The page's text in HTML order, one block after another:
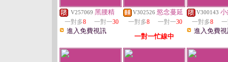
V257069 黑腰精
一對多8 一對一30
進入免費視訊
V302526 慾念蔓延
一對多8 一對一30
一對一忙線中
V300143
一對多8
進入免費